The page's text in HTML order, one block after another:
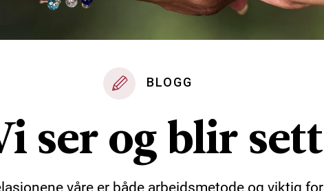
BLOGG
ser og blir sett
våre er både arbeidsmetode og viktig for